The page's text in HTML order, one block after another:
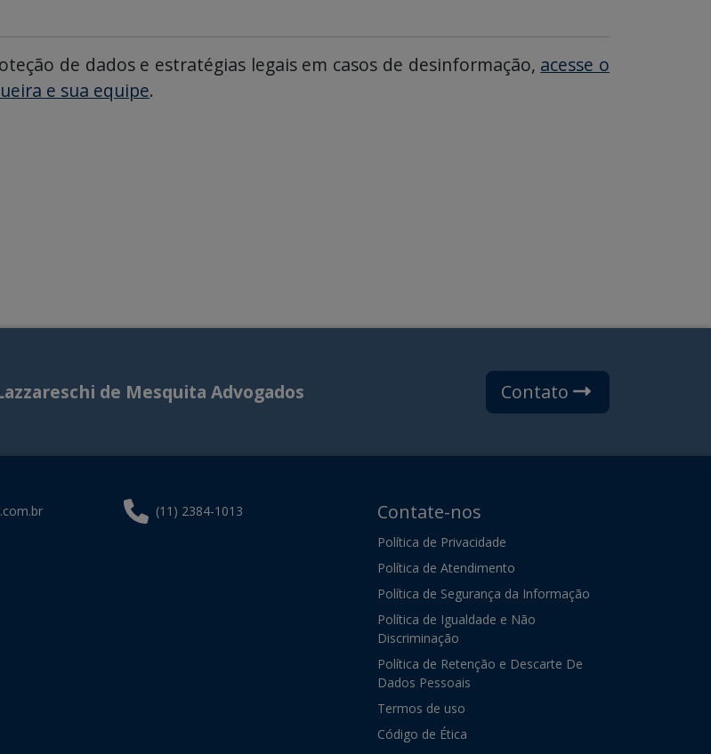
de dados e estratégias legais em casos de desinformação, acesse o
e sua equipe.
de Mesquita Advogados Contato
(11) 2384-1013 Contate-nos
Política de Privacidade
Política de Atendimento
Política de Segurança da Informação
Política de Igualdade e Não
Discriminação
Política de Retenção e Descarte De
Dados Pessoais
Termos de uso
Código de Ética